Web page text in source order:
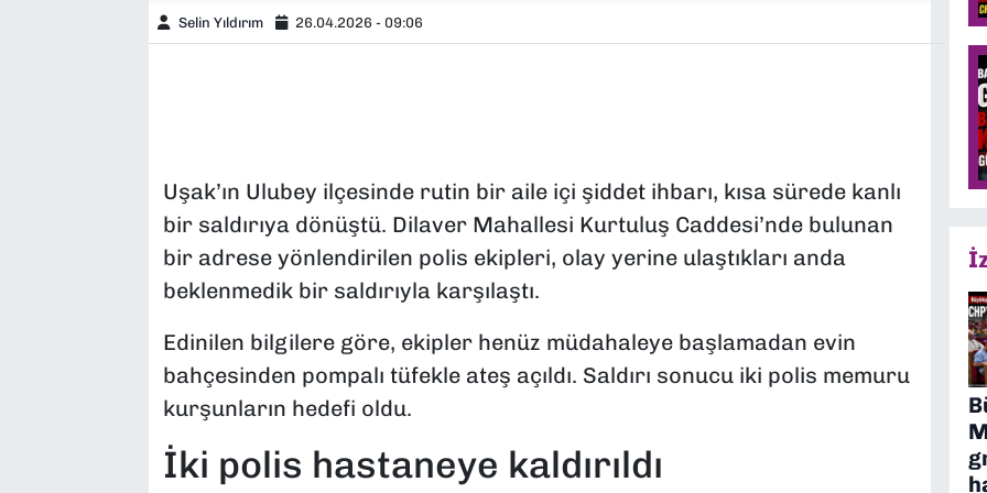
Selin Yıldırım 26.04.2026 - 09:06
Uşak’ın Ulubey ilçesinde rutin bir aile içi şiddet ihbarı, kısa sürede kanlı
bir saldırıya dönüştü. Dilaver Mahallesi Kurtuluş Caddesi’nde bulunan
bir adrese yönlendirilen polis ekipleri, olay yerine ulaştıkları anda
beklenmedik bir saldırıyla karşılaştı.
Edinilen bilgilere göre, ekipler henüz müdahaleye başlamadan evin
bahçesinden pompalı tüfekle ateş açıldı. Saldırı sonucu iki polis memuru
kurşunların hedefi oldu.
İki polis hastaneye kaldırıldı